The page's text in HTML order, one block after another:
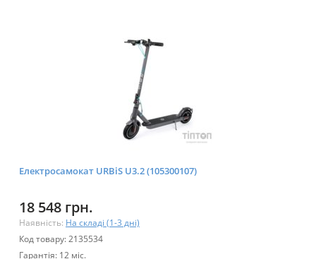
Електросамокат URBiS U3.2 (105300107)
18 548 грн.
Наявність: На складі (1-3 дні)
Код товару: 2135534
Гарантія: 12 міс.